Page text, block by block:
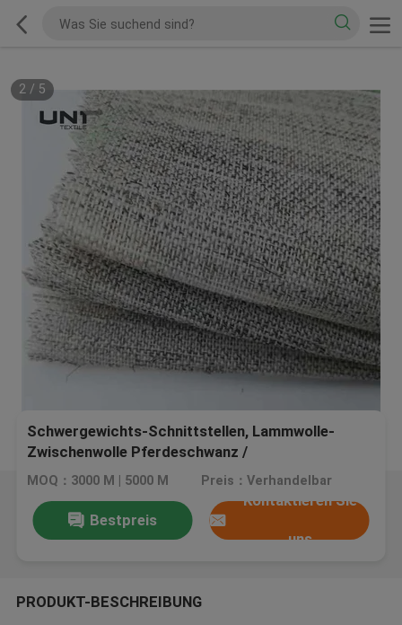
2/ 5
Schwergewichts-Schnittstellen, Lammwolle-
Zwischenwolle Pferdeschwanz /
Zwischenwollmaterial
MOQ：3000 M | 5000 M Preis：Verhandelbar
Bestpreis
Kontaktieren Sie
uns
PRODUKT-BESCHREIBUNG